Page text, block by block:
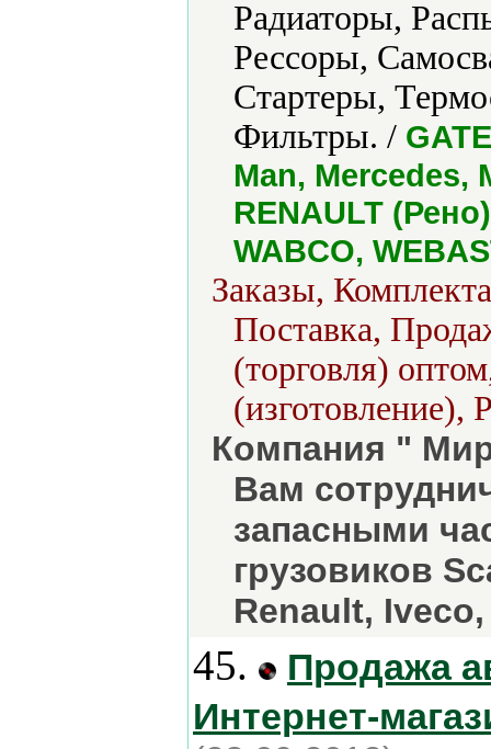
Радиаторы,
Рессоры,
Стартеры,
Фильтры. /
Man, Mercedes,
RENAULT
WABCO,
Заказы,
Поставка,
(торговля)
(изготовление),
Компания "
Вам
запасными
грузовиков
Renault,
45.
Продажа
Интернет-